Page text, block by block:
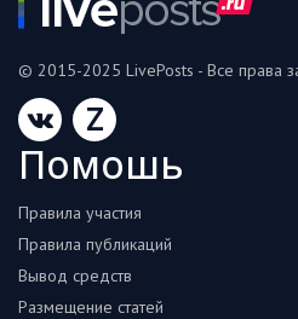
Дом и сад
Недвижимость
Спорт и фитнес
Психология и отношения
Творчество и рукоделие
© 2015-2025 LivePosts - Все права
Z
Помошь
Правила участия
Правила публикаций
Вывод средств
Размещение статей